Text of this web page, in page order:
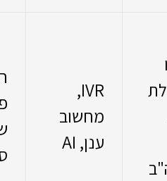
IVR,
מחשוב
ענן, AI